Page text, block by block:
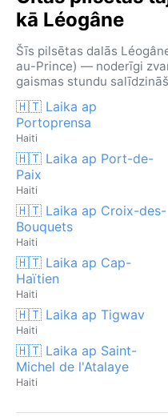
kā Léogâne
Šīs pilsētas dalās
au-Prince) — noderīgi
gaismas stundu
🇭🇹 Laika ap
Portoprensa
Haiti
🇭🇹 Laika ap Port-de-
Paix
Haiti
🇭🇹 Laika ap Croix-des-
Bouquets
Haiti
🇭🇹 Laika ap Cap-
Haïtien
Haiti
🇭🇹 Laika ap Tigwav
Haiti
🇭🇹 Laika ap Saint-
Michel de l'Atalaye
Haiti